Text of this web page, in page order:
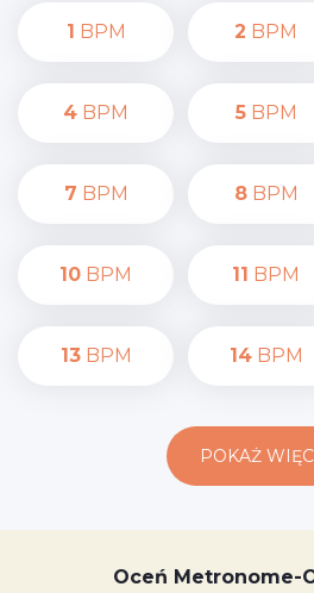
1 BPM 2 BPM
4 BPM 5BPM
7 BPM 8BPM
10 BPM 11 BPM
13BPM 14BPM
POKAŻ
Oceń Metronome-